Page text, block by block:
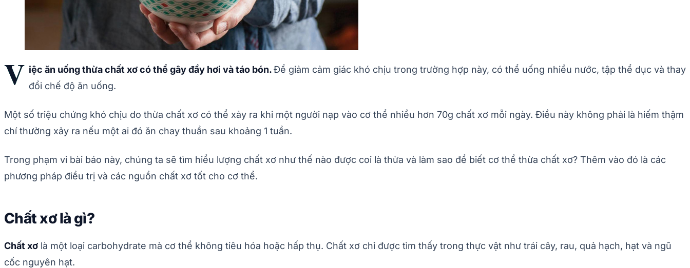
V iệc ăn uống thừa chất xơ có thể gây đầy hơi và táo bón.Để giảm cảm giác khó chịu trong trường hợp này, có thể uống nhiều nước, tập thể dục và thay
đổi chế độ ăn uống.
Một số triệu chứng khó chịu do thừa chất xơ có thể xảy ra khi một người nạp vào cơ thể nhiều hơn 70g chất xơ mỗi ngày. Điều này không phải là hiếm thậm
chí thường xảy ra nếu một ai đó ăn chay thuần sau khoảng 1 tuần.
Trong phạm vi bài báo này, chúng ta sẽ tìm hiểu lượng chất xơ như thế nào được coi là thừa và làm sao để biết cơ thể thừa chất xơ? Thêm vào đó là các
phương pháp điều trị và các nguồn chất xơ tốt cho cơ thể.
Chất xơ là gì?
Chất xơ là một loại carbohydrate mà cơ thể không tiêu hóa hoặc hấp thụ. Chất xơ chỉ được tìm thấy trong thực vật như trái cây, rau, quả hạch, hạt và ngũ
cốc nguyên hạt.